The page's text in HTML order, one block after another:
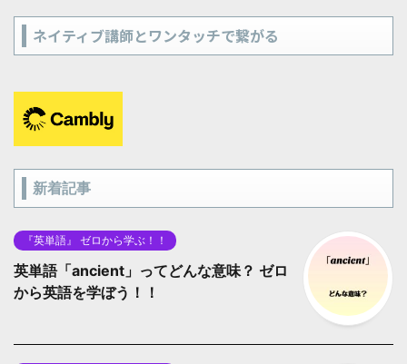
ネイティブ講師とワンタッチで繋がる
新着記事
『英単語』 ゼロから学ぶ！！
英単語「ancient」ってどんな意味？ ゼロ
から英語を学ぼう！！